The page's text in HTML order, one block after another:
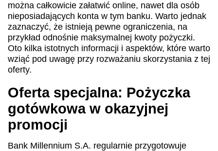
można całkowicie załatwić online, nawet dla osób
nieposiadających konta w tym banku. Warto jednak
zaznaczyć, że istnieją pewne ograniczenia, na
przykład odnośnie maksymalnej kwoty pożyczki.
Oto kilka istotnych informacji i aspektów, które warto
wziąć pod uwagę przy rozważaniu skorzystania z tej
oferty.
Oferta specjalna: Pożyczka
gotówkowa w okazyjnej
promocji
Bank Millennium S.A. regularnie przygotowuje